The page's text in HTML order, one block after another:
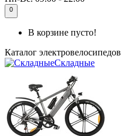
0
В корзине пусто!
Каталог электровелосипедов
Складные